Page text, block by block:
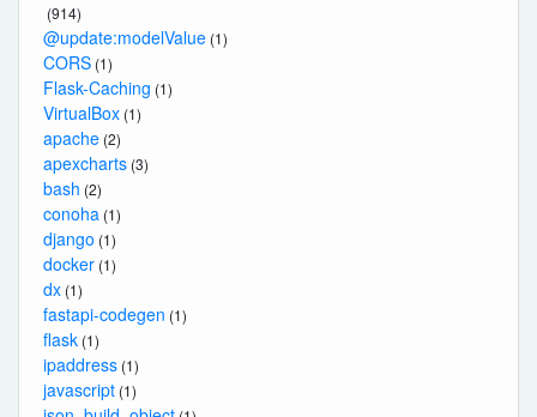
(914)
@update:modelValue (1)
CORS (1)
Flask-Caching (1)
VirtualBox (1)
apache (2)
apexcharts (3)
bash (2)
conoha (1)
django (1)
docker (1)
dx (1)
fastapi-codegen (1)
flask (1)
ipaddress (1)
javascript (1)